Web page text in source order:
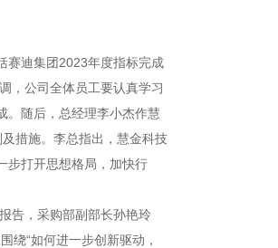
赛迪集团2023年度指标完成
，公司全体员工要认真学习
。随后，总经理李小杰作慧
措施。李总指出，慧金科技
步打开思想格局，加快行
告，采购部副部长孙艳玲
绕“如何进一步创新驱动，